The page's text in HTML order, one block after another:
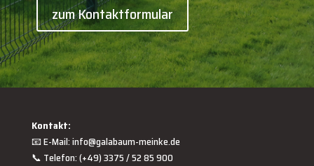
zum Kontaktformular
Kontakt:
📧 E-Mail:info@galabaum-meinke.de
📞 Telefon: (+49) 3375 / 52 85 900